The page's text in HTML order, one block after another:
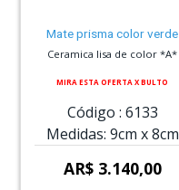
Mate prisma color verde
Ceramica lisa de color *A*
MIRA ESTA OFERTA X BULTO
Código : 6133
Medidas: 9cm x8cm
AR$ 3.140,00